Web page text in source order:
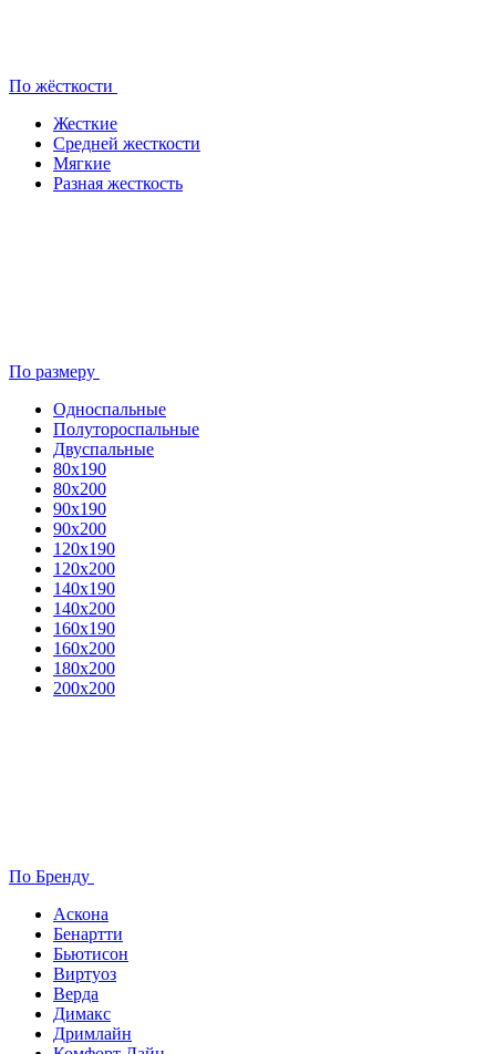
По жёсткости
Жесткие
Средней жесткости
Мягкие
Разная жесткость
По размеру
Односпальные
Полутороспальные
Двуспальные
80x190
80х200
90х190
90х200
120х190
120х200
140х190
140х200
160х190
160х200
180х200
200х200
По Бренду
Аскона
Бенартти
Бьютисон
Виртуоз
Верда
Димакс
Дримлайн